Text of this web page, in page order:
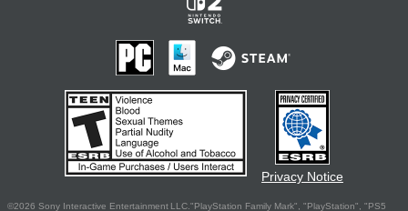
Privacy Notice
©2026 Sony Interactive Entertainment LLC."PlayStation Family Mark", "PlayStation", "PS5